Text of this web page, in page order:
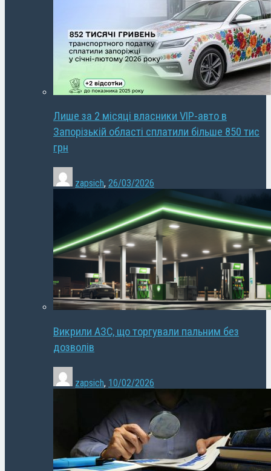
Лише за 2 місяці власники VIP-авто в
Запорізькій області сплатили більше 850 тис
грн
zapsich, 26/03/2026
Викрили АЗС, що торгували пальним без
дозволів
zapsich, 10/02/2026